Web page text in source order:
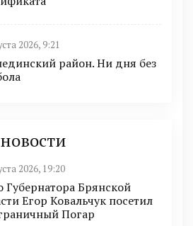
2026, 9:21
район. Ни дня без
2026, 19:20
Губернатора Брянской
Егор Ковальчук посетил
Погар